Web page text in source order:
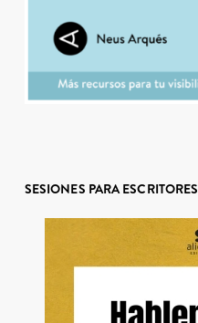
SESIONES PARA ESCRITORES